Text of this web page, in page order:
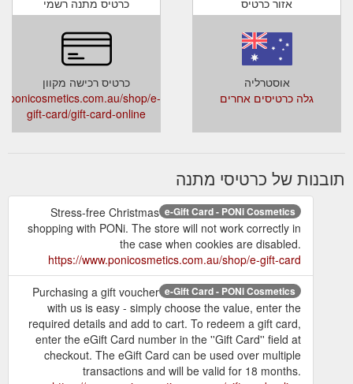
כרטיס רכישה מקוון
shop/e-
gift-card/gift-card-online
אוסטרליה
גלה כרטיסים אחרים
תובנות של כרטיסי מתנה
e-Gift Card - PONi Cosmetics
Stress-free Christmas
shopping with PONi. The store will not work correctly in
the case when cookies are disabled.
https://www.ponicosmetics.com.au/shop/e-gift-card
e-Gift Card - PONi Cosmetics
Purchasing a gift voucher
with us is easy - simply choose the value, enter the
required details and add to cart. To redeem a gift card,
enter the eGift Card number in the ''Gift Card'' field at
checkout. The eGift Card can be used over multiple
transactions and will be valid for 18 months.